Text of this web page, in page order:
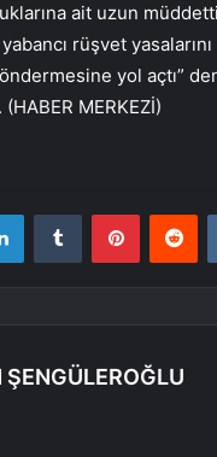
ait uzun
rüşvet
yol açtı”
MERKEZİ)
LinkedInTumblr Pinterest
ŞENGÜLEROĞLU